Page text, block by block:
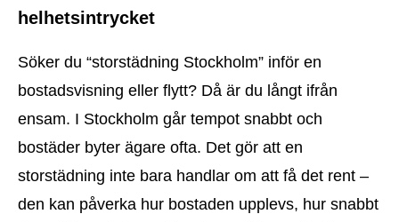
helhetsintrycket
Söker du “storstädning Stockholm” inför en
bostadsvisning eller flytt? Då är du långt ifrån
ensam. I Stockholm går tempot snabbt och
bostäder byter ägare ofta. Det gör att en
storstädning inte bara handlar om att få det rent –
den kan påverka hur bostaden upplevs, hur snabbt